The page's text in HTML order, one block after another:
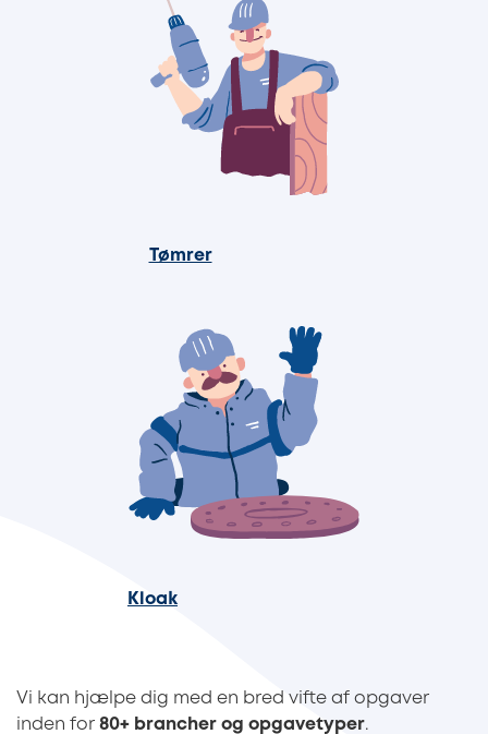
Tømrer
Kloak
Vi kan hjælpe dig med en bred vifte af opgaver
inden for 80+ brancher og opgavetyper.